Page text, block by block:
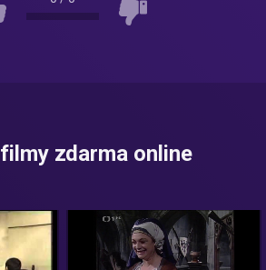
zdarma online